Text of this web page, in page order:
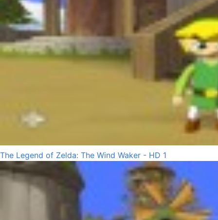
The Legend of Zelda: The Wind Waker - HD 1